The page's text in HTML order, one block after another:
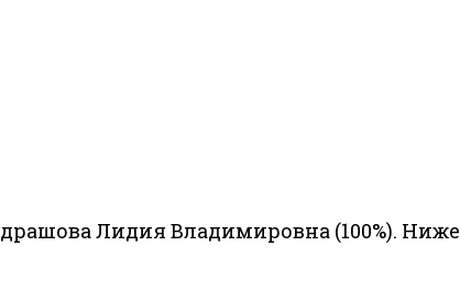
Лидия Владимировна (100%). Ниже